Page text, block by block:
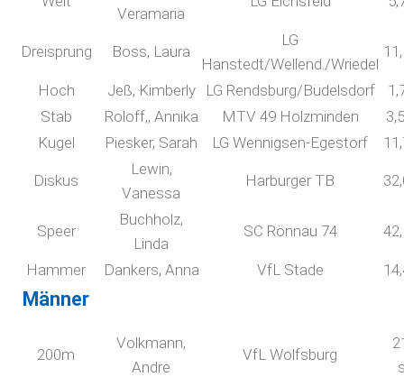
Veramaria
Dreisprung Boss, Laura
LG
Hanstedt/Wellend./Wriedel
Hoch Jeß, Kimberly LG Rendsburg/Büdelsdorf
Stab
Roloff,, Annika MTV 49 Holzminden
Kugel
Piesker, Sarah LG Wennigsen-Egestorf
Diskus
Lewin,
Vanessa
Harburger TB
Speer
Buchholz,
Linda
SC Rönnau 74
Hammer Dankers, Anna VfL Stade
Männer
200m
Volkmann,
Andre
VfL Wolfsburg